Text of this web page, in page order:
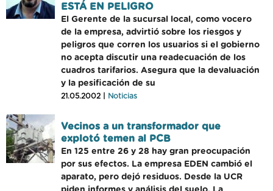
ESTÁ EN PELIGRO
El Gerente de la sucursal local, como vocero
de la empresa, advirtió sobre los riesgos y
peligros que corren los usuarios si el gobierno
no acepta discutir una readecuación de los
cuadros tarifarios. Asegura que la devaluación
y la pesificación de su
21.05.2002 | Noticias
Vecinos a un transformador que
explotó temen al PCB
En 125 entre 26 y 28 hay gran preocupación
por sus efectos. La empresa EDEN cambió el
aparato, pero dejó residuos. Desde la UCR